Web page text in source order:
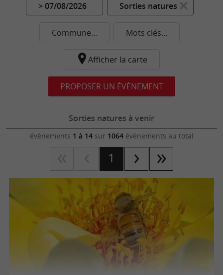
> 07/08/2026 Sorties natures
Commune... Mots clés...
Afficher la carte
PROPOSER UN ÉVÈNEMENT
Sorties natures à venir
évènements 1 à 14sur 1064évènements au total
1